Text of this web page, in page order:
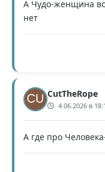
А Чудо-женщина
нет
CutTheRope
4.06.2026 в
А где про